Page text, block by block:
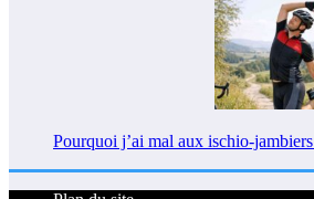
Pourquoi j’ai mal aux ischio-